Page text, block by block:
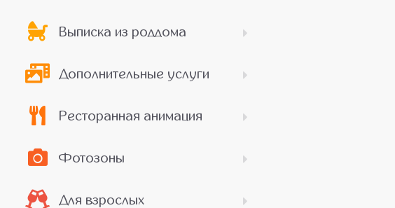
Выписка из роддома
Дополнительные услуги
Ресторанная анимация
Фотозоны
Для взрослых